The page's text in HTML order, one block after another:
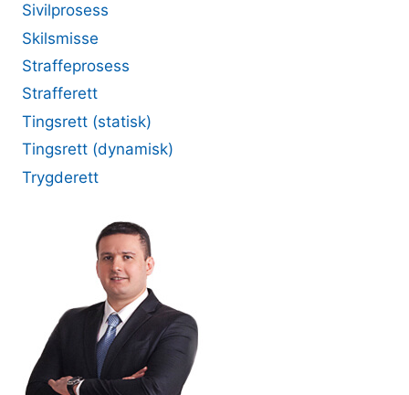
Sivilprosess
Skilsmisse
Straffeprosess
Strafferett
Tingsrett (statisk)
Tingsrett (dynamisk)
Trygderett